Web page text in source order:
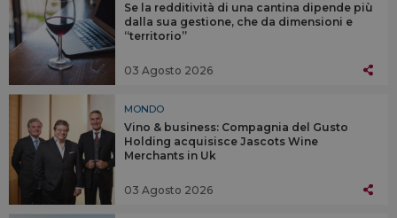
Se la redditività di una cantina dipende più
dalla sua gestione, che da dimensioni e
“territorio”
03 Agosto 2026
MONDO
Vino & business: Compagnia del Gusto
Holding acquisisce Jascots Wine
Merchants in Uk
03 Agosto 2026